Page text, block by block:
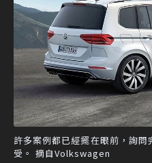
許多案例都已經擺在眼前，詢
受。 摘自Volkswagen